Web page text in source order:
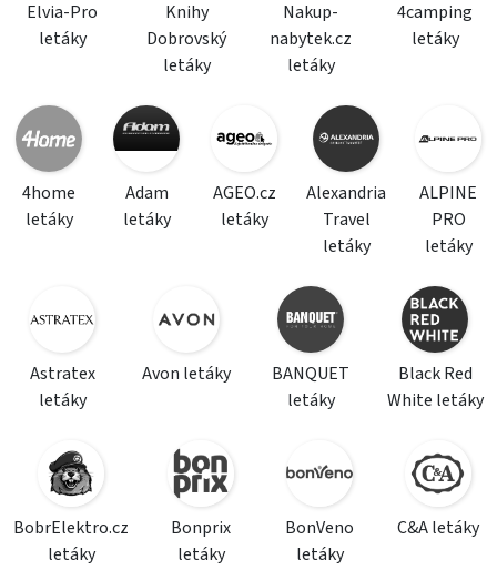
Elvia-Pro
letáky
Knihy
Dobrovský
letáky
Nakup-
nabytek.cz
letáky
4camping
letáky
4home
letáky
Adam
letáky
AGEO.cz
letáky
Alexandria
Travel
letáky
ALPINE
PRO
letáky
Astratex
letáky
Avon letáky
BANQUET
letáky
Black Red
White letáky
BobrElektro.cz
letáky
Bonprix
letáky
BonVeno
letáky
C&A letáky